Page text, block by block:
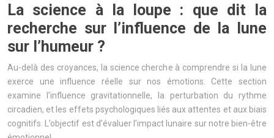
La science à la loupe : que dit la
recherche sur l’influence de la lune
sur l’humeur ?
Au-delà des croyances, la science cherche à comprendre si la lune
exerce une influence réelle sur nos émotions. Cette section
examine l’influence gravitationnelle, la perturbation du rythme
circadien, et les effets psychologiques liés aux attentes et aux biais
cognitifs. L’objectif est d’évaluer l’impact lunaire sur notre bien-être